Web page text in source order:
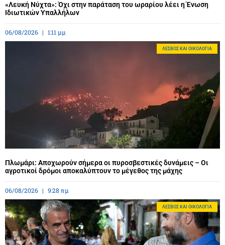
«Λευκή Νύχτα»: Όχι στην παράταση του ωραρίου λέει η Ένωση
Ιδιωτικών Υπαλλήλων
06/08/2026 1:11 μμ
ΛΈΣΒΟΣ ΚΑΙ ΟΙΚΟΛΟΓΊΑ
Πλωμάρι: Αποχωρούν σήμερα οι πυροσβεστικές δυνάμεις – Οι
αγροτικοί δρόμοι αποκαλύπτουν το μέγεθος της μάχης
06/08/2026 9:28 πμ
ΛΈΣΒΟΣ ΚΑΙ ΟΙΚΟΛΟΓΊΑ